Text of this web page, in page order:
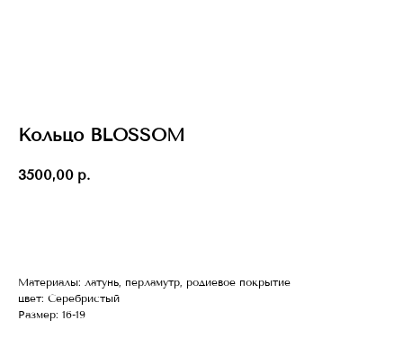
Кольцо BLOSSOM
3500,00 р.
Материалы: латунь, перламутр, родиевое покрытие
цвет: Серебристый
Размер: 16-19